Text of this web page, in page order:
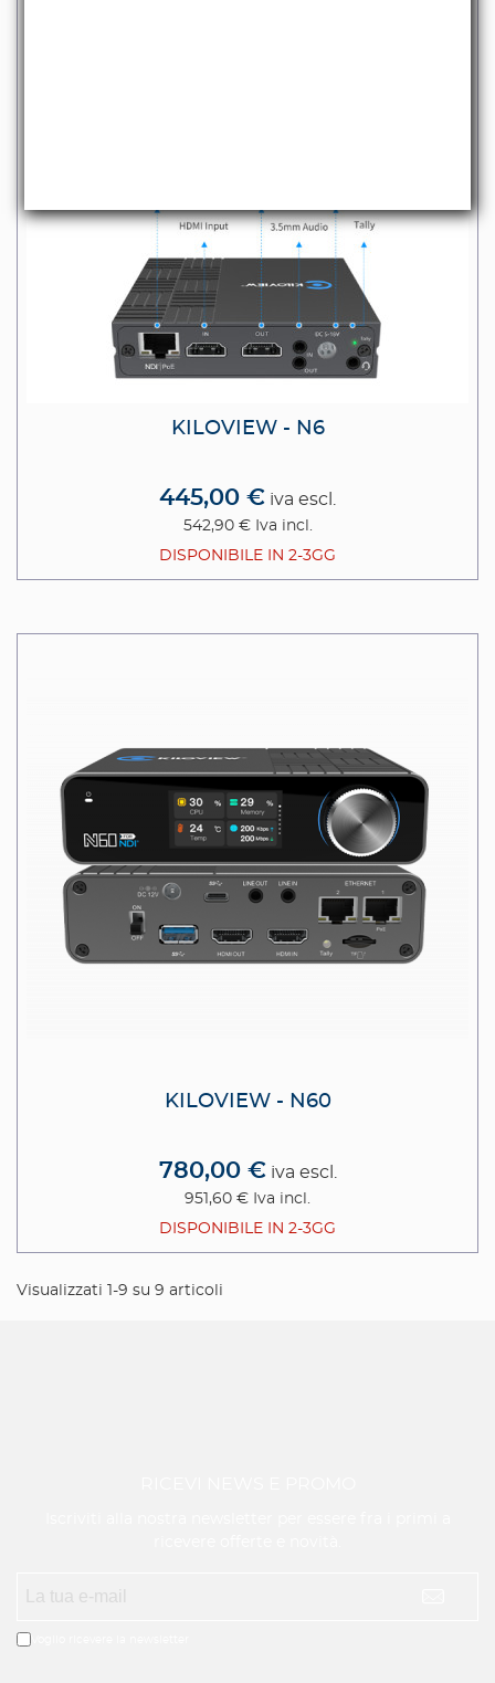
KILOVIEW - N6
445,00 € iva escl.
542,90 €
Iva incl.
DISPONIBILE IN 2-3GG
KILOVIEW - N60
780,00 € iva escl.
951,60 € Iva incl.
DISPONIBILE IN 2-3GG
Visualizzati 1-9 su 9 articoli